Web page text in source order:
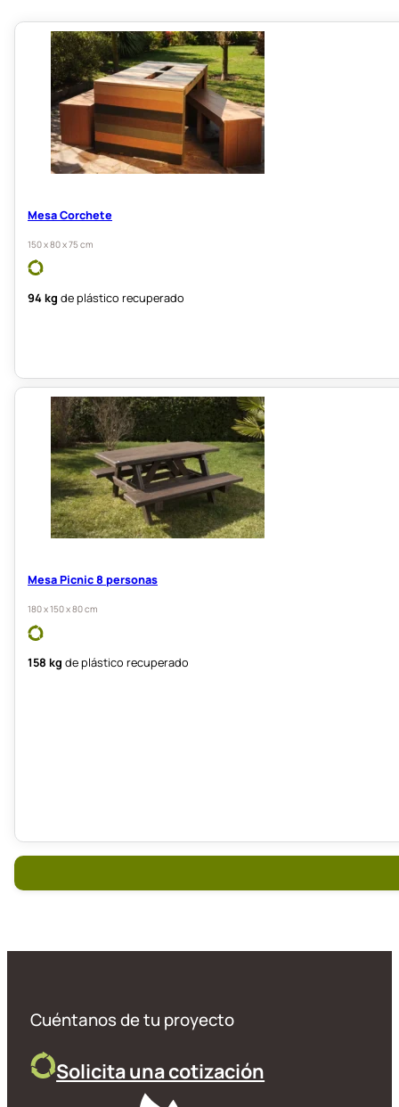
Mesa Corchete
150 x 80 x 75 cm
94 kg de plástico recuperado
Mesa Picnic 8 personas
180 x 150 x 80 cm
158 kg de plástico recuperado
Cuéntanos de tu proyecto
Solicita una cotización